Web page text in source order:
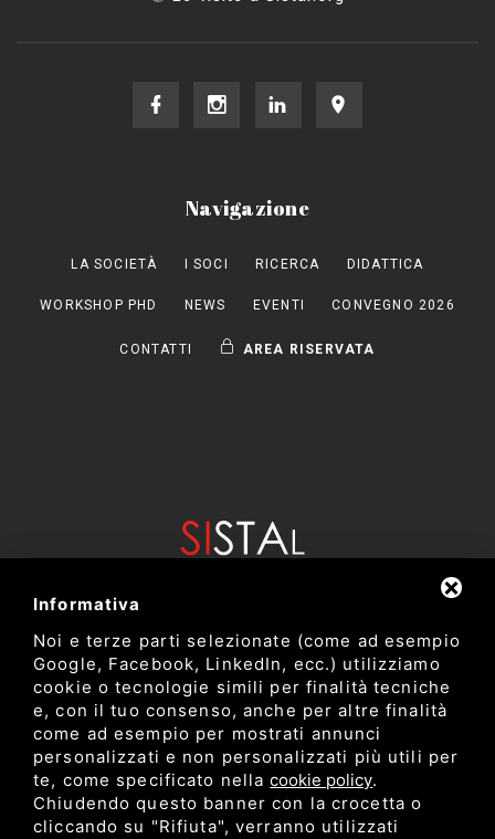
Navigazione
LA SOCIETÀ I SOCI RICERCA DIDATTICA
WORKSHOP PHD NEWS EVENTI CONVEGNO 2026
CONTATTI AREA RISERVATA
Dipartimento di Bioscienze e Tecnologie Agro Alimentari e
Ambientali
Università degli Studi di Teramo
Informativa
Noi e terze parti selezionate (come ad esempio
Google, Facebook, LinkedIn, ecc.) utilizziamo
cookie o tecnologie simili per finalità tecniche
e, con il tuo consenso, anche per altre finalità
come ad esempio per mostrati annunci
personalizzati e non personalizzati più utili per
te, come specificato nellacookie policy.
Chiudendo questo banner con la crocetta o
cliccando su "Rifiuta", verranno utilizzati